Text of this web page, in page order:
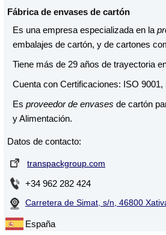
Fábrica de envases de cartón
Es una empresa especializada en la
embalajes de cartón, y de cartones
Tiene más de 29 años de trayectoria
Cuenta con Certificaciones: ISO
Es proveedor de envases de cartón
y Alimentación.
Datos de contacto:
transpackgroup.com
+34 962 282 424
Carretera de Simat, s/n, 46800
España